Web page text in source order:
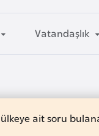
Vatandaşlık
ait soru